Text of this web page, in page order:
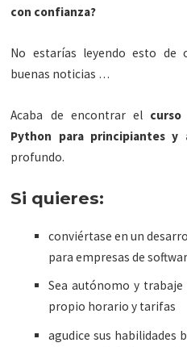
con confianza?
No estarías leyendo esto de
buenas noticias …
Acaba de encontrar el
Python para principiantes y
profundo.
Si quieres:
conviértase en un
para empresas de
Sea autónomo y trabaje
propio horario y tarifas
agudice sus habilidades